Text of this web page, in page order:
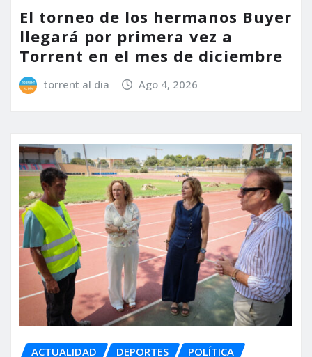
El torneo de los hermanos Buyer
llegará por primera vez a
Torrent en el mes de diciembre
torrent al dia Ago 4, 2026
ACTUALIDAD DEPORTES POLÍTICA